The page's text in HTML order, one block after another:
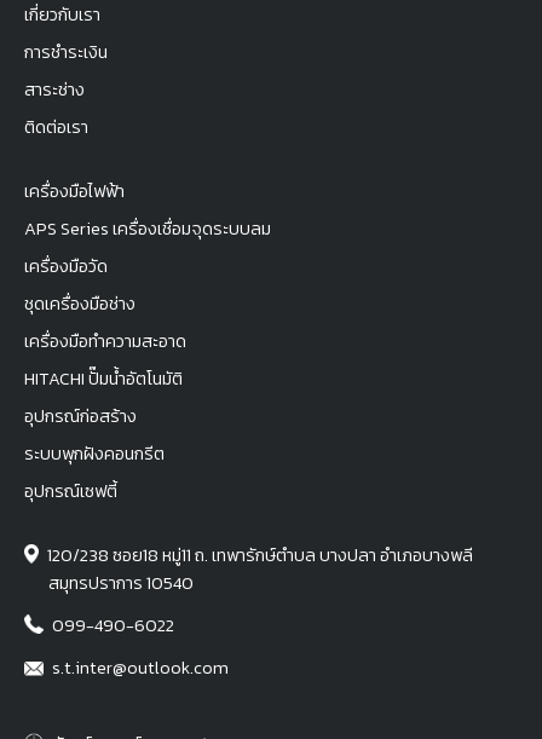
เกี่ยวกับเรา
การชำระเงิน
สาระช่าง
ติดต่อเรา
เครื่องมือไฟฟ้า
APS Series เครื่องเชื่อมจุดระบบลม
เครื่องมือวัด
ชุดเครื่องมือช่าง
เครื่องมือทำความสะอาด
HITACHI ปั๊มน้ำอัตโนมัติ
อุปกรณ์ก่อสร้าง
ระบบพุกฝังคอนกรีต
อุปกรณ์เซฟตี้
120/238 ซอย18 หมู่11 ถ. เทพารักษ์ตำบล บางปลา อำเภอบางพลี
สมุทรปราการ 10540
099-490-6022
s.t.inter@outlook.com